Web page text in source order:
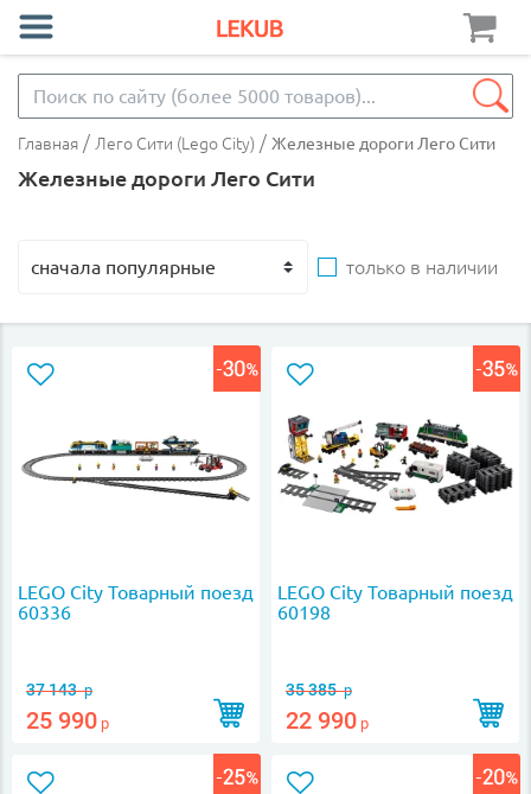
Главная / Лего Сити (Lego City) / Железные дороги Лего Сити
Железные дороги Лего Сити
только в наличии
LEGO City Товарный поезд
60336
37 143р
25 990 р
LEGO City Товарный поезд
60198
35 385р
22 990 р